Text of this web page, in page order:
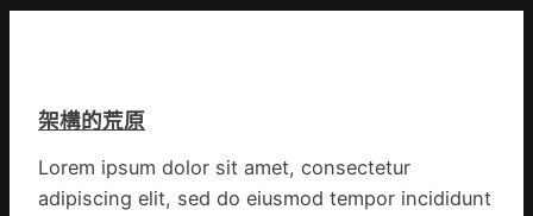
診
衛
架構的荒原
Lorem ipsum dolor sit amet, consectetur
adipiscing elit, sed do eiusmod tempor incididunt